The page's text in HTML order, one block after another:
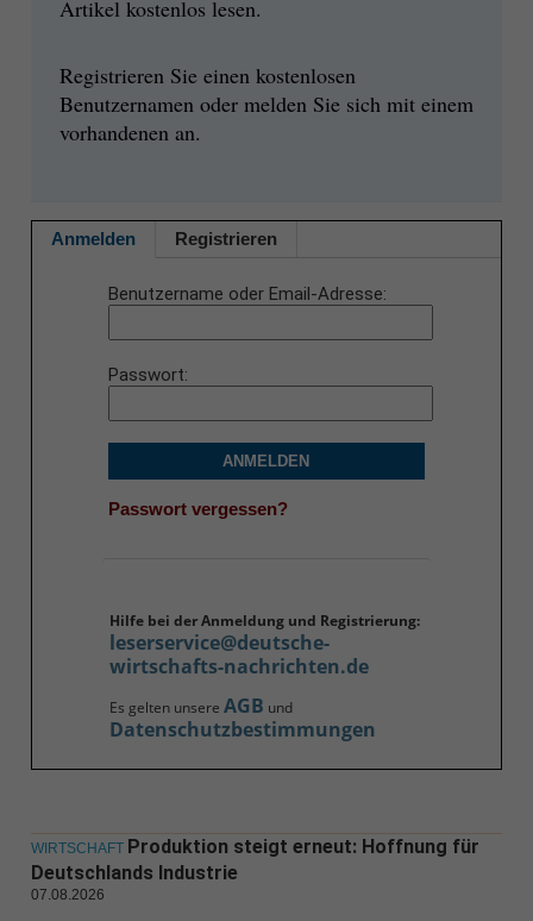
Artikel kostenlos lesen.
Registrieren Sie einen kostenlosen
Benutzernamen oder melden Sie sich mit einem
vorhandenen an.
Anmelden Registrieren
Benutzername oder Email-Adresse
Passwort
ANMELDEN
Passwort vergessen?
Hilfe bei der Anmeldung und Registrierung:
leserservice@deutsche-
wirtschafts-nachrichten.de
Es gelten unsere AGB und
Datenschutzbestimmungen
WIRTSCHAFT Produktion steigt erneut: Hoffnung für
Deutschlands Industrie
07.08.2026